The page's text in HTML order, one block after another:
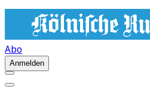
Abo
Anmelden